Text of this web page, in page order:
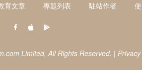
育文章 專題列表 駐站作者
Limited, All Rights Reserved. |